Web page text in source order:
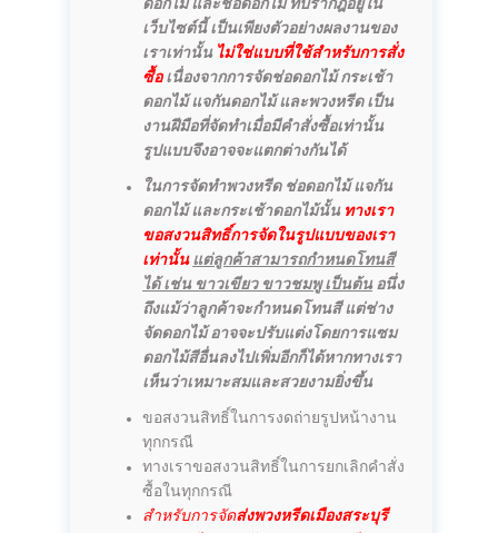
ดอกไม้ และช่อดอกไม้ ที่ปรากฎอยู่ใน
เว็บไซต์นี้ เป็นเพียงตัวอย่างผลงานของ
เราเท่านั้น ไม่ใช่แบบที่ใช้สำหรับการสั่ง
ซื้อเนื่องจากการจัดช่อดอกไม้ กระเช้า
ดอกไม้ แจกันดอกไม้ และพวงหรีด เป็น
งานฝีมือที่จัดทำเมื่อมีคำสั่งซื้อเท่านั้น
รูปแบบจึงอาจจะแตกต่างกันได้
ในการจัดทำพวงหรีด ช่อดอกไม้ แจกัน
ดอกไม้ และกระเช้าดอกไม้นั้น ทางเรา
ขอสงวนสิทธิ์การจัดในรูปแบบของเรา
เท่านั้น แต่ลูกค้าสามารถกำหนดโทนสี
ได้ เช่น ขาวเขียว ขาวชมพู เป็นต้นอนึ่ง
ถึงแม้ว่าลูกค้าจะกำหนดโทนสี แต่ช่าง
จัดดอกไม้ อาจจะปรับแต่งโดยการแซม
ดอกไม้สีอื่นลงไปเพิ่มอีกก็ได้หากทางเรา
เห็นว่าเหมาะสมและสวยงามยิ่งขึ้น
ขอสงวนสิทธิ์ในการงดถ่ายรูปหน้างาน
ทุกกรณี
ทางเราขอสงวนสิทธิ์ในการยกเลิกคำสั่ง
ซื้อในทุกกรณี
สำหรับการจัดส่งพวงหรีดเมืองสระบุรี